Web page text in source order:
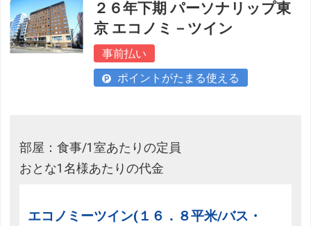
２６年下期 パーソナリップ東
京 エコノミ－ツイン
事前払い
ポイントがたまる使える
部屋：食事/1室あたりの定員
おとな1名様あたりの代金
エコノミーツイン(１６．８平米/バス・